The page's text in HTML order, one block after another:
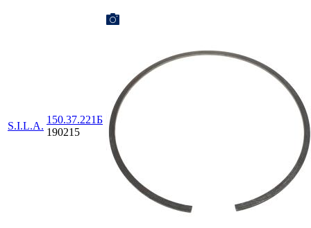
S.I.L.A.
150.37.221Б
190215